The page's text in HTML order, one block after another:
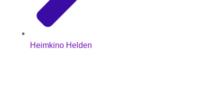
Heimkino Helden